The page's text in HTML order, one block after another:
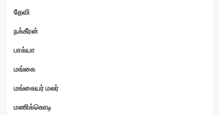
தேவி
நக்கீரன்
பாக்யா
மங்கை
மங்கையர் மலர்
மணிக்கொடி